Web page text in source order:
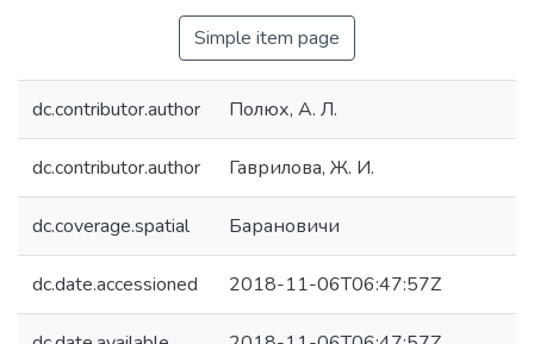
Simple item page
dc.contributor.author Полюх, А. Л.
dc.contributor.author Гаврилова, Ж. И.
dc.coverage.spatial Барановичи
dc.date.accessioned 2018-11-06T06:47:57Z